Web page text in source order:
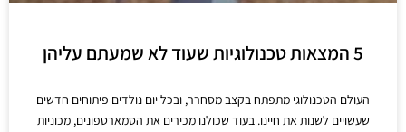
5 המצאות טכנולוגיות שעוד לא שמעתם עליהן
העולם הטכנולוגי מתפתח בקצב מסחרר, ובכל יום נולדים פיתוחים חדשים
שעשויים לשנות את חיינו. בעוד שכולנו מכירים את הסמארטפונים, מכוניות